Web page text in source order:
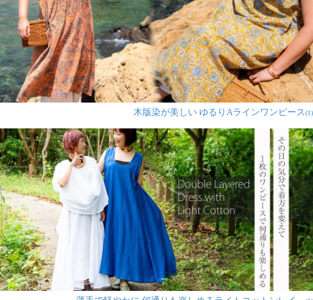
木版染が美しい ゆるりAラインワンピース(1)